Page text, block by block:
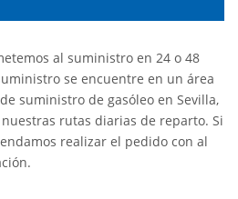
al suministro en 24 o 48
se encuentre en un área
suministro de gasóleo en Sevilla,
rutas diarias de reparto. Si
realizar el pedido con al